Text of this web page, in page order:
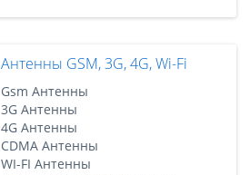
Антенны GSM, 3G, 4G, Wi-Fi
Gsm Антенны
3G Антенны
4G Антенны
CDMA Антенны
WI-FI Антенны